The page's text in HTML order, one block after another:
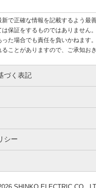
で正確な情報を記載するよう最
保証をするものではありません
た場合でも責任を負いかねます
ことがありますので、ご承知おき
づく表記
シー